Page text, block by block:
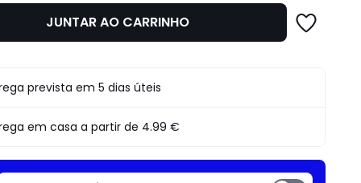
JUNTAR AO CARRINHO
prevista em 5 dias úteis
em casa a partir de 4.99 €